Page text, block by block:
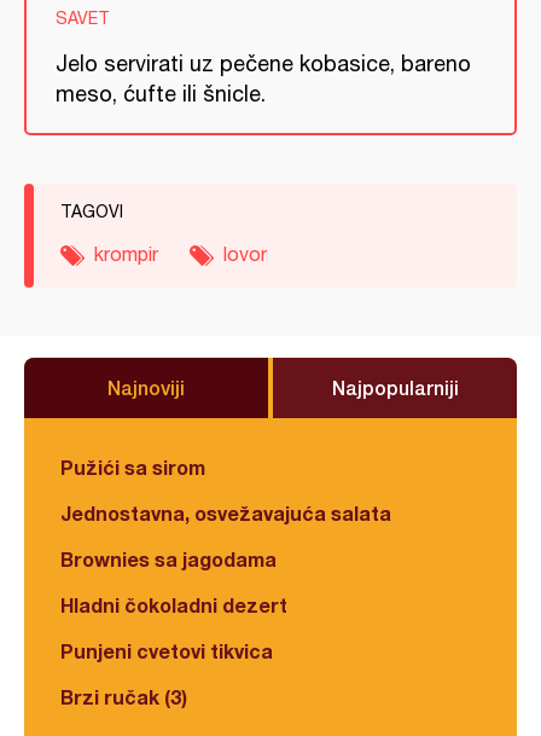
SAVET
Jelo servirati uz pečene kobasice, bareno
meso, ćufte ili šnicle.
TAGOVI
krompir lovor
Najnoviji Najpopularniji
Pužići sa sirom
Jednostavna, osvežavajuća salata
Brownies sa jagodama
Hladni čokoladni dezert
Punjeni cvetovi tikvica
Brzi ručak (3)